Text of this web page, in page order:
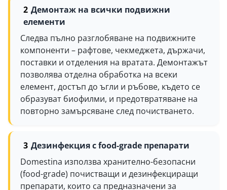
Демонтаж на всички подвижни
елементи
Следва пълно разглобяване на подвижните
компоненти – рафтове, чекмеджета, държачи,
поставки и отделения на вратата. Демонтажът
позволява отделна обработка на всеки
елемент, достъп до ъгли и ръбове, където се
образуват биофилми, и предотвратяване на
повторно замърсяване след почистването.
Дезинфекция с food-grade препарати
Domestina използва хранително-безопасни
(food-grade) почистващи и дезинфекциращи
препарати, които са предназначени за